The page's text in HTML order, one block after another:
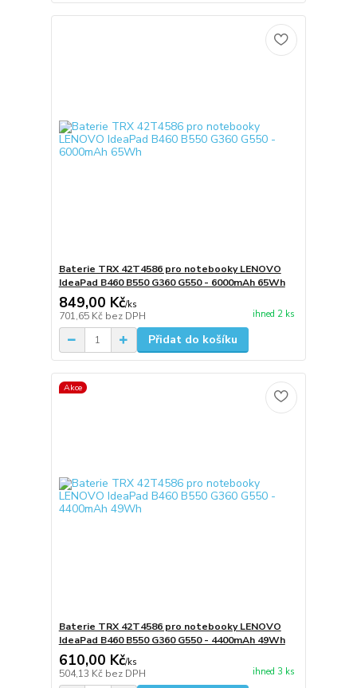
Baterie TRX 42T4586 pro notebooky LENOVO
IdeaPad B460 B550 G360 G550 - 6000mAh 65Wh
849,00 Kč/ks
701,65 Kč bez DPH ihned 2 ks
Přidat do košíku
Akce
Baterie TRX 42T4586 pro notebooky LENOVO
IdeaPad B460 B550 G360 G550 - 4400mAh 49Wh
610,00 Kč/ks
504,13 Kč bez DPH ihned 3 ks